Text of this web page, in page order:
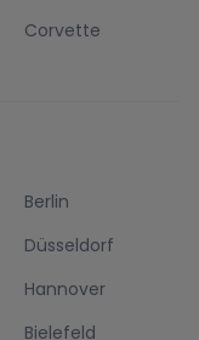
Corvette
Berlin
Düsseldorf
Hannover
Bielefeld